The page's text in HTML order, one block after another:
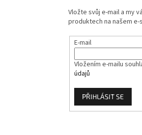
Vložte svůj e-mail a my
produktech na našem e-
E-mail
Vložením e-mailu
údajů
PŘIHLÁSIT SE